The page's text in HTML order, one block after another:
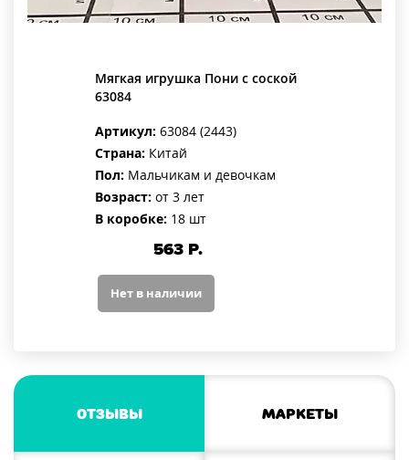
Мягкая игрушка Пони с соской
63084
Артикул: 63084 (2443)
Страна: Китай
Пол: Мальчикам и девочкам
Возраст: от 3 лет
В коробке: 18 шт
563Р.
Нет в наличии
Отзывы Маркеты